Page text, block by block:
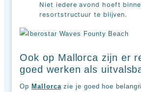
Niet iedere avond hoeft
resortstructuur te blijven.
Ook op Mallorca zijn er
goed werken als
Op Mallorca zie je goed hoe